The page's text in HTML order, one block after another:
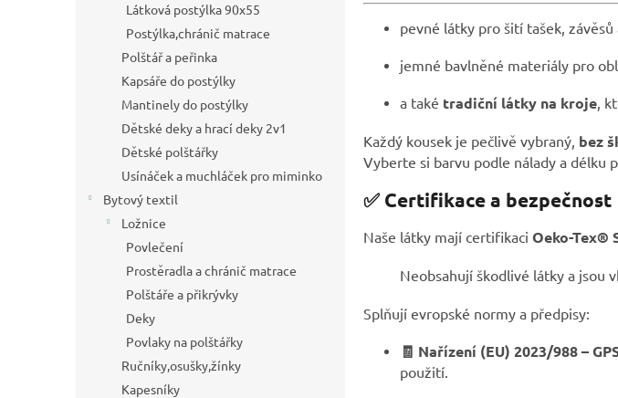
Látková postýlka 90x55
Postýlka,chránič matrace
Polštář a peřinka
Kapsáře do postýlky
Mantinely do postýlky
Dětské deky a hrací deky 2v1
Dětské polštářky
Usínáček a muchláček pro miminko
Bytový textil
Ložnice
Povlečení
Prostěradla a chránič matrace
Polštáře a přikrývky
Deky
Povlaky na polštářky
Ručníky,osušky,žínky
Kapesníky
pevné látky pro šití tašek, závěsů
jemné bavlněné materiály pro
a také tradiční látky na kroje ,
Každý kousek je pečlivě vybraný, bez
Vyberte si barvu podle nálady a délku
✅ Certifikace a bezpečnost
Naše látky mají certifikaci Oeko-Tex®
Neobsahují škodlivé látky a jsou
Splňují evropské normy a předpisy:
🧾 Nařízení (EU) 2023/988 –
použití.